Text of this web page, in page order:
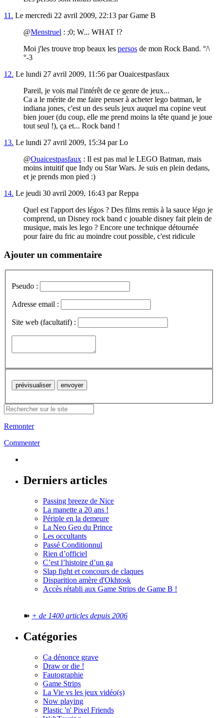
11. Le mercredi 22 avril 2009, 22:13 par Game B
@Menstruel : ;0; W... WHAT !?
Moi j'les trouve trop beaux les persos de mon Rock Band. °/\
°-3
12. Le lundi 27 avril 2009, 11:56 par Ouaicestpasfaux
Pareil, je vois mal l'intérêt de ce genre de jeux...
Ca a le mérite de me faire penser à acheter lego batman, le
indiana jones, c'est un des seuls jeux auquel ma copine veut
bien jouer (du coup, elle me prend moins la tête quand je joue
tout seul !), ça et... Rock band !
13. Le lundi 27 avril 2009, 15:34 par Lo
@Ouaicestpasfaux : Il est pas mal le LEGO Batman, mais
moins intuitif que Indy ou Star Wars. Je suis en plein dedans,
et je prends mon pied :)
14. Le jeudi 30 avril 2009, 16:43 par Reppa
Quel est l'apport des légos ? Des films remis à la sauce légo je
comprend, un Disney rock band c jouable disney fait plein de
musique, mais les lego ? Encore une technique détournée
pour faire du fric au moindre cout possible, c'est ridicule
Ajouter un commentaire
Pseudo :
Adresse email :
Site web (facultatif) :
Remonter
Commenter
Derniers articles
Passing breeze de Nice
La manette a 20 ans !
Périple en la demeure
La Neo Geo du Prince
Les occultants
Passé Conditionnul
Rien d’officiel
C’est l’histoire d’un ga
Slap fight et concours de claques
Disparition amère d'Okhtosk
Accès rétabli aux Game Strips de Game B !
➽ + de 1400 articles depuis 2006
Catégories
Ça dénonce grave
Draw or die !
Fautographie
Game Strips
La Vie vs les jeux vidéo(s)
Now playing
Plastic 'n' Pixel Friends